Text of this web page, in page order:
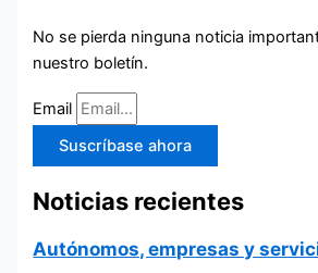
No se pierda ninguna noticia
nuestro boletín.
Email
Suscríbase ahora
Noticias recientes
Autónomos, empresas y